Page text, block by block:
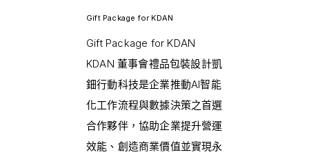
Gift Package for KDAN
Gift Package for KDAN
KDAN 董事會禮品包裝設計凱
鈿行動科技是企業推動AI智能
化工作流程與數據決策之首選
合作夥伴，協助企業提升營運
效能、創造商業價值並實現永